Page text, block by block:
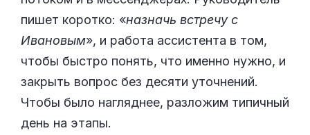
пишет коротко: «назначь встречу с
Ивановым», и работа ассистента в том,
чтобы быстро понять, что именно нужно, и
закрыть вопрос без десяти уточнений.
Чтобы было нагляднее, разложим типичный
день на этапы.